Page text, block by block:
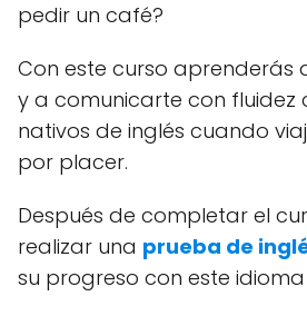
pedir un café?
Con este curso aprenderás
y a comunicarte con fluidez
nativos de inglés cuando
por placer.
Después de completar el
realizar una prueba de
su progreso con este